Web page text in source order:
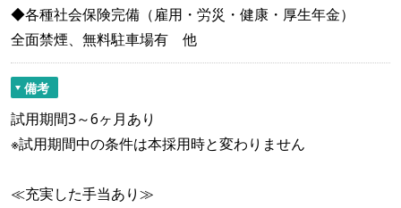
◆各種社会保険完備（雇用・労災・健康・厚生年金）
全面禁煙、無料駐車場有 他
備考
試用期間3～6ヶ月あり
※試用期間中の条件は本採用時と変わりません
≪充実した手当あり≫